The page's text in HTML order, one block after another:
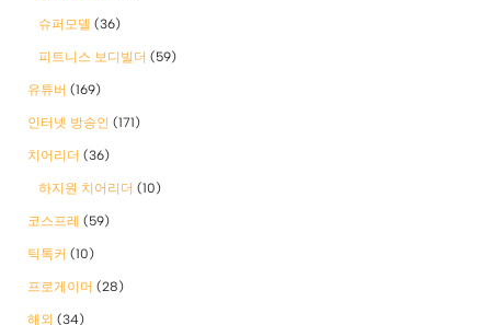
슈퍼모델 (36)
피트니스 보디빌더 (59)
유튜버 (169)
인터넷 방송인 (171)
치어리더 (36)
하지원 치어리더 (10)
코스프레 (59)
틱톡커 (10)
프로게이머 (28)
해외 (34)